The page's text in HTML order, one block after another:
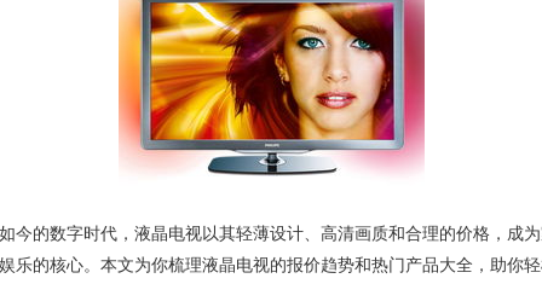
今的数字时代，液晶电视以其轻薄设计、高清画质和合理的价格，成
乐的核心。本文为你梳理液晶电视的报价趋势和热门产品大全，助你